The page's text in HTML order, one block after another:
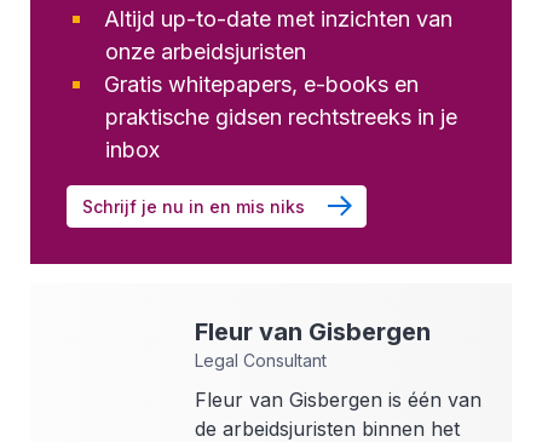
Altijd up-to-date met inzichten van
onze arbeidsjuristen
Gratis whitepapers, e-books en
praktische gidsen rechtstreeks in je
inbox
Schrijf je nu in en mis niks
Fleur van Gisbergen
Legal Consultant
Fleur van Gisbergen is één van
de arbeidsjuristen binnen het